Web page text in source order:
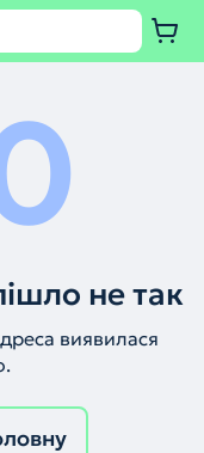
не так
виявилася